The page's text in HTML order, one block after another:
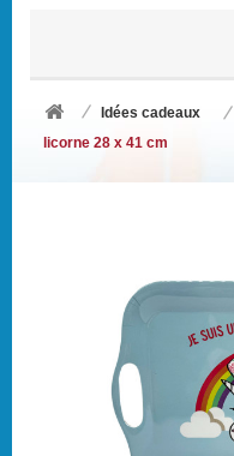
Idées cadeaux
licorne 28 x 41 cm